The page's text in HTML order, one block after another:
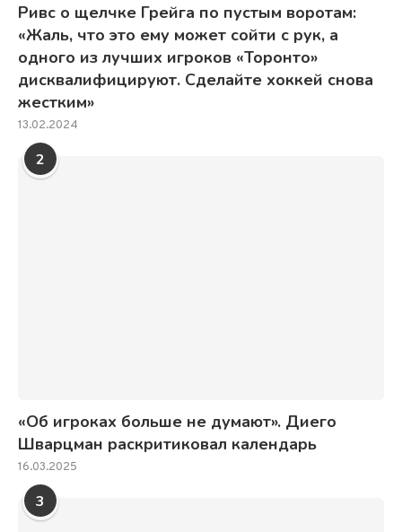
Ривс о щелчке Грейга по пустым воротам:
«Жаль, что это ему может сойти с рук, а
одного из лучших игроков «Торонто»
дисквалифицируют. Сделайте хоккей снова
жестким»
13.02.2024
2
«Об игроках больше не думают». Диего
Шварцман раскритиковал календарь
16.03.2025
3